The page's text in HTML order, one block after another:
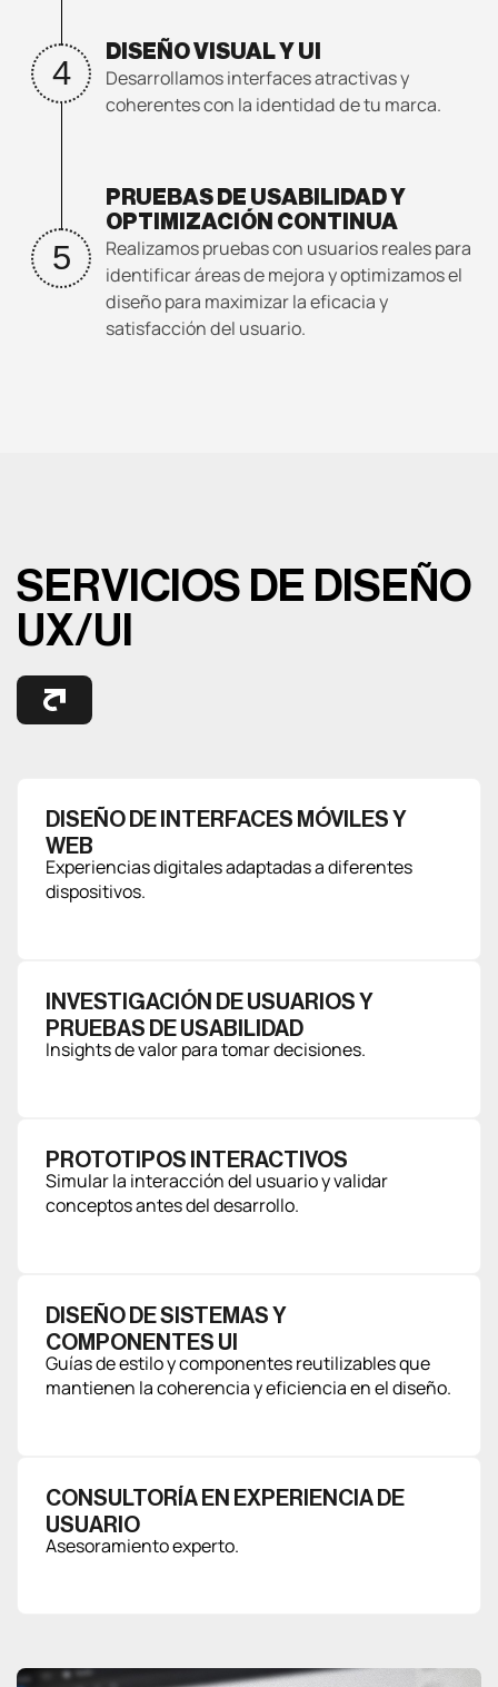
4
DISEÑO VISUAL Y UI
Desarrollamos interfaces atractivas y
coherentes con la identidad de tu marca.
5
PRUEBAS DE USABILIDAD Y
OPTIMIZACIÓN CONTINUA
Realizamos pruebas con usuarios reales para
identificar áreas de mejora y optimizamos el
diseño para maximizar la eficacia y
satisfacción del usuario.
SERVICIOS DE DISEÑO
UX/UI
DISEÑO DE INTERFACES MÓVILES Y
WEB
Experiencias digitales adaptadas a diferentes
dispositivos.
INVESTIGACIÓN DE USUARIOS Y
PRUEBAS DE USABILIDAD
Insights de valor para tomar decisiones.
PROTOTIPOS INTERACTIVOS
Simular la interacción del usuario y validar
conceptos antes del desarrollo.
DISEÑO DE SISTEMAS Y
COMPONENTES UI
Guías de estilo y componentes reutilizables que
mantienen la coherencia y eficiencia en el diseño.
CONSULTORÍA EN EXPERIENCIA DE
USUARIO
Asesoramiento experto.